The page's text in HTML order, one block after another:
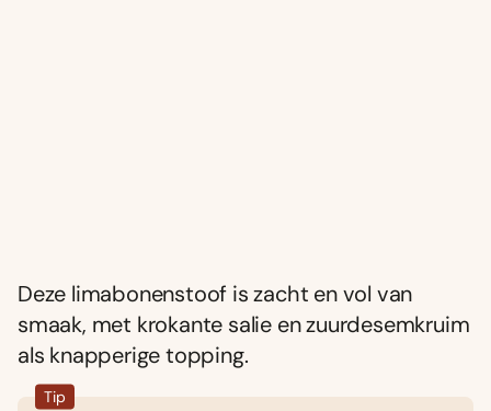
Deze limabonenstoof is zacht en vol van
smaak, met krokante salie en zuurdesemkruim
als knapperige topping.
Tip